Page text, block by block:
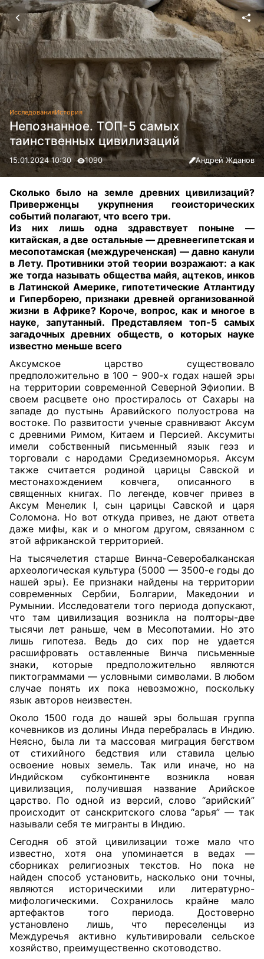
ИсследованияИстория
Непознанное. ТОП-5 самых
таинственных цивилизаций
15.01.2024 10:30 1090 Андрей Жданов
Сколько было на земле древних цивилизаций?
Приверженцы укрупнения геоисторических
событий полагают, что всего три.
Из них лишь одна здравствует поныне —
китайская, а две остальные — древнеегипетская и
месопотамская (междуреченская) — давно канули
в Лету. Противники этой теории возражают: а как
же тогда называть общества майя, ацтеков, инков
в Латинской Америке, гипотетические Атлантиду
и Гиперборею, признаки древней организованной
жизни в Африке? Короче, вопрос, как и многое в
науке, запутанный. Представляем топ-5 самых
загадочных древних обществ, о которых науке
известно меньше всего
Аксумское царство существовало
предположительно в 100 – 900-х годах нашей эры
на территории современной Северной Эфиопии. В
своем расцвете оно простиралось от Сахары на
западе до пустынь Аравийского полуострова на
востоке. По развитости ученые сравнивают Аксум
с древними Римом, Китаем и Персией. Аксумиты
имели собственный письменный язык геэз и
торговали с народами Средиземноморья. Аксум
также считается родиной царицы Савской и
местонахождением ковчега, описанного в
священных книгах. По легенде, ковчег привез в
Аксум Менелик I, сын царицы Савской и царя
Соломона. Но вот откуда привез, не дают ответа
даже мифы, как и о многом другом, связанном с
этой африканской территорией.
На тысячелетия старше Винча-Северобалканская
археологическая культура (5000 — 3500-е годы до
нашей эры). Ее признаки найдены на территории
современных Сербии, Болгарии, Македонии и
Румынии. Исследователи того периода допускают,
что там цивилизация возникла на полторы-две
тысячи лет раньше, чем в Месопотамии. Но это
лишь гипотеза. Ведь до сих пор не удается
расшифровать оставленные Винча письменные
знаки, которые предположительно являются
пиктограммами — условными символами. В любом
случае понять их пока невозможно, поскольку
язык авторов неизвестен.
Около 1500 года до нашей эры большая группа
кочевников из долины Инда перебралась в Индию.
Неясно, была ли та массовая миграция бегством
от стихийного бедствия или ставила целью
освоение новых земель. Так или иначе, но на
Индийском субконтиненте возникла новая
цивилизация, получившая название Арийское
царство. По одной из версий, слово “арийский”
происходит от санскритского слова “арья” — так
называли себя те мигранты в Индию.
Сегодня об этой цивилизации тоже мало что
известно, хотя она упоминается в ведах —
сборниках религиозных текстов. Но пока не
найден способ установить, насколько они точны,
являются историческими или литературно-
мифологическими. Сохранилось крайне мало
артефактов того периода. Достоверно
установлено лишь, что переселенцы из
Междуречья активно культивировали сельское
хозяйство, преимущественно скотоводство.